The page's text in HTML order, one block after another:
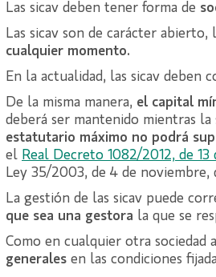
Las sicav deben tener forma de
Las sicav son de carácter abierto,
cualquier momento.
En la actualidad, las sicav deben
De la misma manera, el capital
deberá ser mantenido mientras
estatutario máximo no podrá
el Real Decreto 1082/2012, de 13
Ley 35/2003, de 4 de
La gestión de las sicav puede
que sea una gestora la que se
Como en cualquier otra sociedad
generales en las condiciones